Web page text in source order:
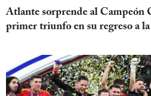
Atlante sorprende al Campeón
primer triunfo en su regreso a